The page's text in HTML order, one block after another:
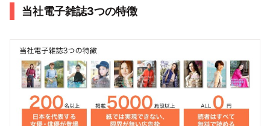
当社電子雑誌3つの特徴